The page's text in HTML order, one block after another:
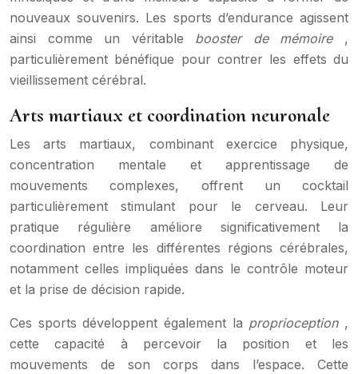
nouveaux souvenirs. Les sports d’endurance agissent
ainsi comme un véritable booster de mémoire ,
particulièrement bénéfique pour contrer les effets du
vieillissement cérébral.
Arts martiaux et coordination neuronale
Les arts martiaux, combinant exercice physique,
concentration mentale et apprentissage de
mouvements complexes, offrent un cocktail
particulièrement stimulant pour le cerveau. Leur
pratique régulière améliore significativement la
coordination entre les différentes régions cérébrales,
notamment celles impliquées dans le contrôle moteur
et la prise de décision rapide.
Ces sports développent également la proprioception ,
cette capacité à percevoir la position et les
mouvements de son corps dans l’espace. Cette